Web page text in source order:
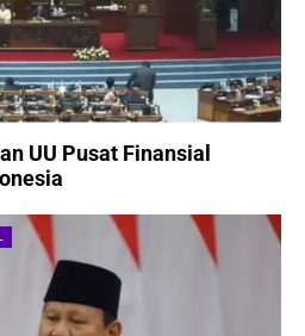
UU Pusat Finansial